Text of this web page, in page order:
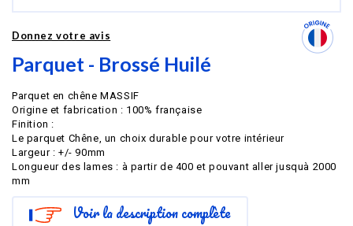
Donnez votre avis
Parquet - Brossé Huilé
Parquet en chêne MASSIF
Origine et fabrication : 100% française
Finition :
Le parquet Chêne, un choix durable pour votre intérieur
Largeur : +/- 90mm
Longueur des lames : à partir de 400 et pouvant aller jusquà 2000
mm
Voir la description complète